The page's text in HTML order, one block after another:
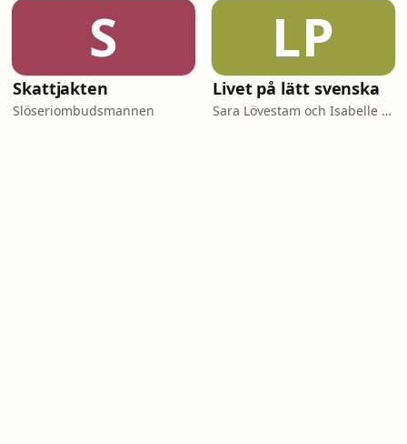
S
Skattjakten
Slöseriombudsmannen
LP
Livet på lätt svenska
Sara Lövestam och Isabelle Stromberg